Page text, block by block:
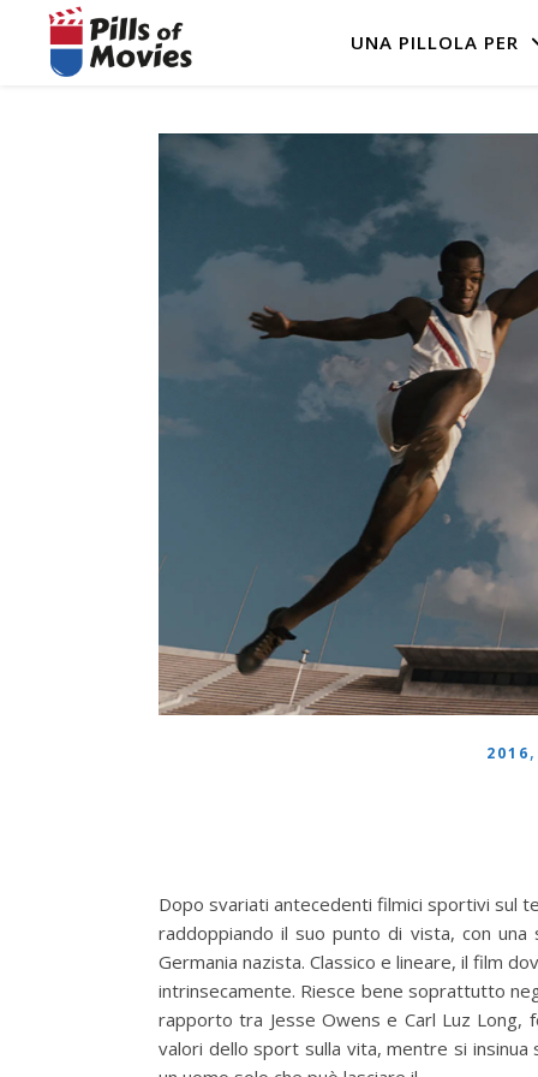
UNA PILLOLA PER
2016,
Dopo svariati antecedenti filmici sportivi sul
raddoppiando il suo punto di vista, con
Germania nazista. Classico e lineare, il film
intrinsecamente. Riesce bene soprattutto
rapporto tra Jesse Owens e Carl Luz Long,
valori dello sport sulla vita, mentre si